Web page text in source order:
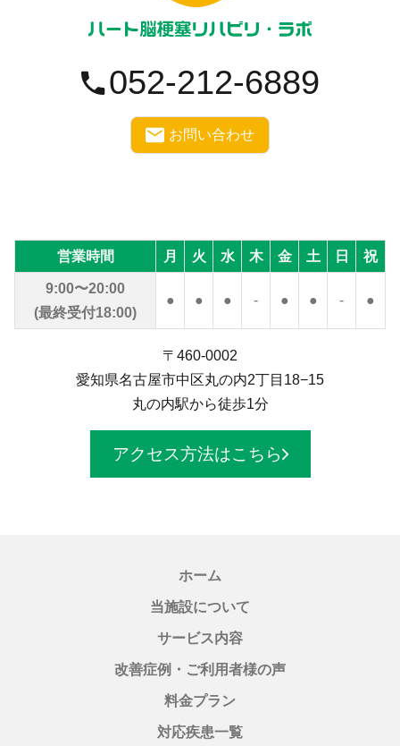
052-212-6889
お問い合わせ
営業時間 月 火 水 木 金 土 日 祝
9:00〜20:00
(最終受付18:00)
● ● ● - ● ● - ●
〒460-0002
愛知県名古屋市中区丸の内2丁目18−15
丸の内駅から徒歩1分
アクセス方法はこちら
ホーム
当施設について
サービス内容
改善症例・ご利用者様の声
料金プラン
対応疾患一覧